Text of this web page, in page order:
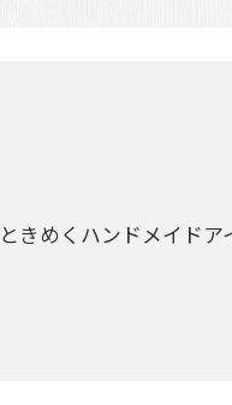
きめくハンドメイドア